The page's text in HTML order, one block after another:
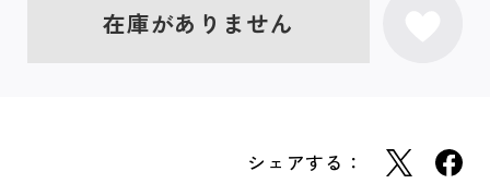
在庫がありません
シェアする：